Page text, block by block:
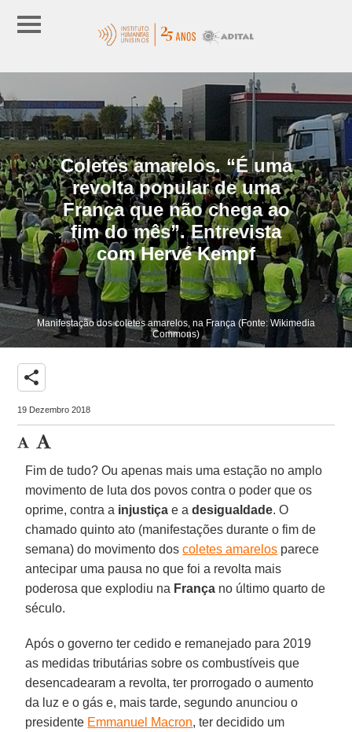
Coletes amarelos. “É uma
revolta popular de uma
França que não chega ao
fim do mês”. Entrevista
com Hervé Kempf
Manifestação dos coletes amarelos, na França (Fonte: Wikimedia
Commons)
share
19 Dezembro 2018
Fim de tudo? Ou apenas mais uma estação no amplo
movimento de luta dos povos contra o poder que os
oprime, contra a injustiça e adesigualdade. O
chamado quinto ato (manifestações durante o fim de
semana) do movimento doscoletes amarelos parece
antecipar uma pausa no que foi a revolta mais
poderosa que explodiu na França no último quarto de
século.
Após o governo ter cedido e remanejado para 2019
as medidas tributárias sobre os combustíveis que
desencadearam a revolta, ter prorrogado o aumento
da luz e o gás e, mais tarde, segundo anunciou o
presidente Emmanuel Macron, ter decidido um